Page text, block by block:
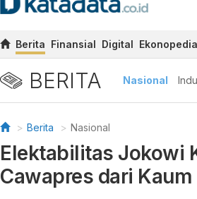
Berita Finansial Digital Ekonopedia
BERITA Nasional
Berita Nasional
Elektabilitas Jokowi
Cawapres dari